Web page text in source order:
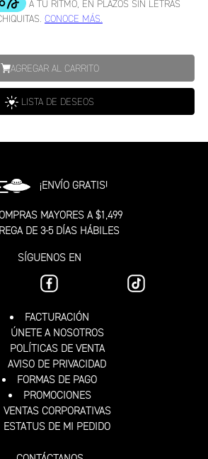
AGREGAR AL CARRITO
LISTA DE DESEOS
¡ENVÍO GRATIS!
MAYORES A $1,499
DE 3-5 DÍAS HÁBILES
SÍGUENOS EN
FACTURACIÓN
ÚNETE A NOSOTROS
POLÍTICAS DE VENTA
AVISO DE PRIVACIDAD
FORMAS DE PAGO
PROMOCIONES
VENTAS CORPORATIVAS
ESTATUS DE MI PEDIDO